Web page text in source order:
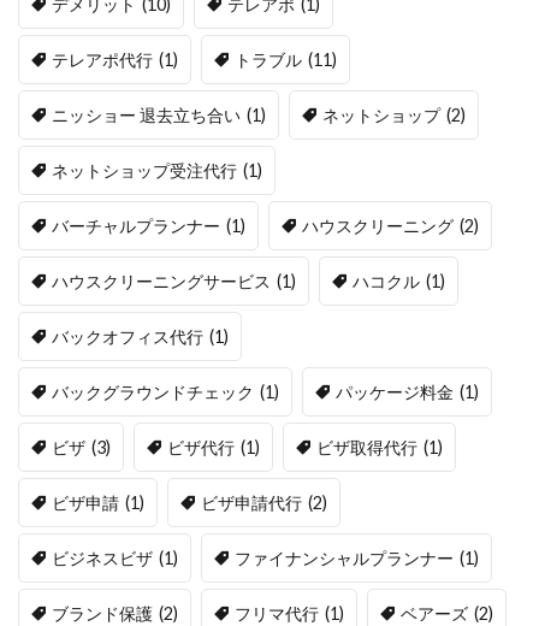
デメリット (10) テレアポ (1)
テレアポ代行 (1) トラブル (11)
ニッショー 退去立ち合い (1) ネットショップ (2)
ネットショップ受注代行 (1)
バーチャルプランナー (1) ハウスクリーニング (2)
ハウスクリーニングサービス (1) ハコクル (1)
バックオフィス代行 (1)
バックグラウンドチェック (1) パッケージ料金 (1)
ビザ (3) ビザ代行 (1) ビザ取得代行 (1)
ビザ申請 (1) ビザ申請代行 (2)
ビジネスビザ (1) ファイナンシャルプランナー (1)
ブランド保護 (2) フリマ代行 (1) ベアーズ (2)